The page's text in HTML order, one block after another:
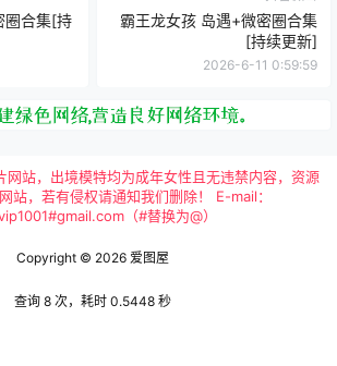
圈合集[持
霸王龙女孩 岛遇+微密圈合集
[持续更新]
2026-6-11 0:59:59
网站，出境模特均为成年女性且无违禁内容，资源
站，若有侵权请通知我们删除！ E-mail：
（#替换为@）
Copyright © 2026 爱图屋
查询 8 次，耗时 0.5448 秒